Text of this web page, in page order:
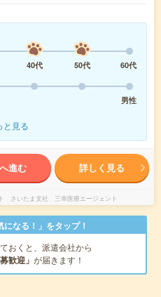
40代 50代
60代
男性
と見る
進む 詳しく見る
さいたま支社 三幸医療エージェント
なる！」をタップ！
おくと、派遣会社から
歓迎」 が届きます！